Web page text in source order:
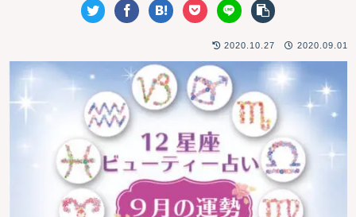
2020.10.27 2020.09.01